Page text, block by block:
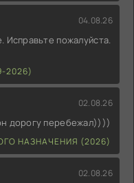
04.08.26
Исправьте пожалуйста.
2026)
02.08.26
дорогу перебежал))))
НАЗНАЧЕНИЯ (2026)
02.08.26